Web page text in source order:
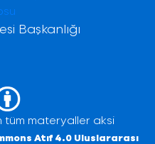
Başkanlığı
tüm materyaller aksi
Atıf 4.0 Uluslararası